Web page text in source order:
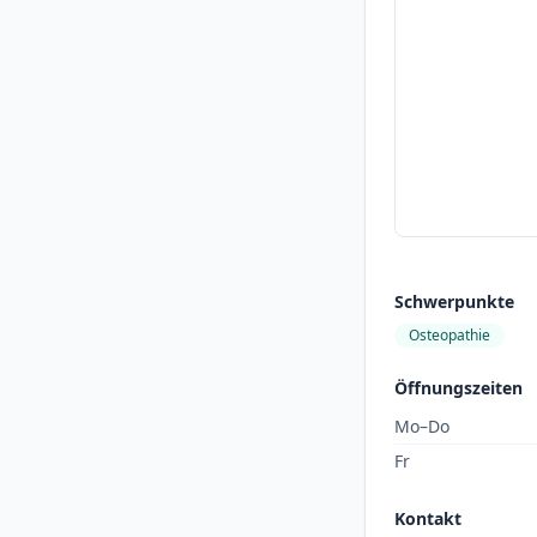
Schwerpunkte
Osteopathie
Öffnungszeiten
Mo–Do
Fr
Kontakt